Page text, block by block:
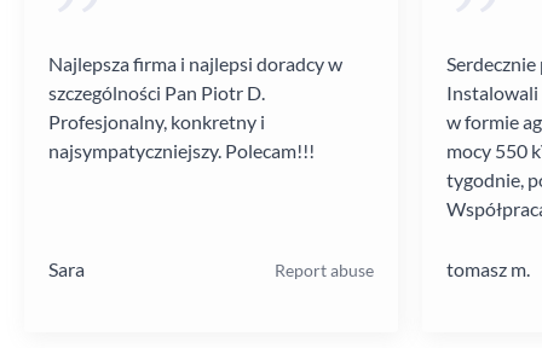
Najlepsza firma i najlepsi doradcy w
szczególności Pan Piotr D.
Profesjonalny, konkretny i
najsympatyczniejszy. Polecam!!!
Sara Report abuse
Instalowali
w formie
mocy 550
tygodnie,
tomasz m.